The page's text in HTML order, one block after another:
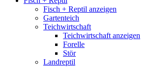
Fisch + Reptil anzeigen
Gartenteich
Teichwirtschaft
Teichwirtschaft anzeigen
Forelle
Stör
Landreptil